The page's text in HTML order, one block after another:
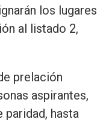
los lugares
al listado 2,
prelación
aspirantes,
hasta